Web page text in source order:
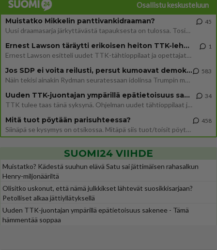
Osallistu keskusteluun
Muistatko Mikkelin panttivankidraaman?
Uusi draamasarja järkyttävästä tapauksesta on tulossa. Tositapahtumiin perustuva sarja ammentaa vuoden 1986 Mikkelin pan
45
Ernest Lawson täräytti erikoisen heiton TTK-lehdistötilaisuudessa: " Onko tässä tarkoituksena...?"
Ernest Lawson esitteli uudet TTK-tähtioppilaat ja opettajat torstaina 6.8. lehdistölle. Tulevalla kaudella on yksi hausk
1
Jos SDP ei voita reilusti, persut kumoavat demokratian Suomesta
Näin tekisi ainakin Rydman seuratessaan idolinsa Trumpin mallia https://www.is.fi/politiikka/art-2000012187244.html
583
Uuden TTK-juontajan ympärillä epätietoisuus sakenee - Nyt MTV hämmentää soppaa
TTK tulee taas tänä syksynä. Ohjelman uudet tähtioppilaat julkistetaan torstaina 6. elokuuta klo 14 alkavassa lehdistö
34
Mitä tuot pöytään parisuhteessa?
Siinäpä se kysymys on otsikossa. Mitäpä siis tuot/toisit pöytään parisuhteessa? Oletko mies vai nainen? Koetko sen mitä
458
SUOMI24 VIIHDE
Muistatko? Kädestä suuhun elävä Satu sai jättimäisen rahasalkun
Henry-miljonääriltä
Olisitko uskonut, että nämä julkkikset lähtevät suosikkisarjaan?
Petolliset alkaa jättiyllätyksellä
Uuden TTK-juontajan ympärillä epätietoisuus sakenee - Tämä
hämmentää soppaa